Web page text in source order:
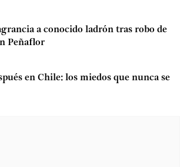
a conocido ladrón tras robo de
Peñaflor
en Chile: los miedos que nunca se